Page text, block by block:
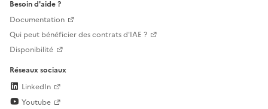
Besoin d'aide ?
Documentation
Qui peut bénéficier des contrats d'IAE ?
Disponibilité
Réseaux sociaux
LinkedIn
Youtube